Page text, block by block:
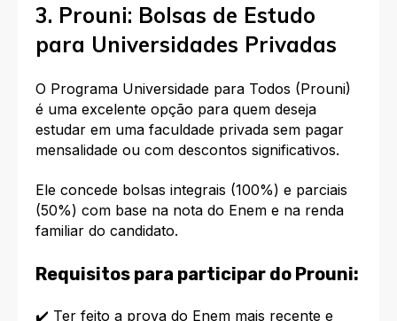
3. Prouni: Bolsas de Estudo
para Universidades Privadas
O Programa Universidade para Todos (Prouni)
é uma excelente opção para quem deseja
estudar em uma faculdade privada sem pagar
mensalidade ou com descontos significativos.
Ele concede bolsas integrais (100%) e parciais
(50%) com base na nota do Enem e na renda
familiar do candidato.
Requisitos para participar do Prouni:
✔️ Ter feito a prova do Enem mais recente e